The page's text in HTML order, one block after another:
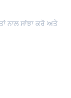
ਸਾਂਝਾ ਕਰੋ ਅਤੇ